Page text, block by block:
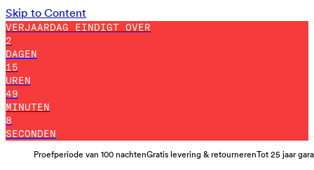
Skip to Content
VERJAARDAG EINDIGT OVER
2
DAGEN
15
UREN
49
MINUTEN
7
SECONDEN
Proefperiode van 100 nachtenGratis levering & retournerenTot 25 jaar